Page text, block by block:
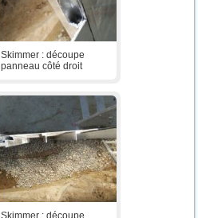
Skimmer : découpe
panneau côté droit
Skimmer : découpe